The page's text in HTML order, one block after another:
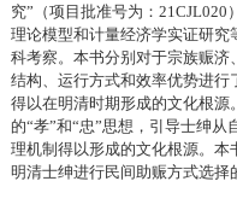
究”（项目批准号为：
理论模型和计量经济学实证研
科考察。本书分别对于宗族赈济
结构、运行方式和效率优势进行
得以在明清时期形成的文化根源
的“孝”和“忠”思想，引导士绅
理机制得以形成的文化根源。本
明清士绅进行民间助赈方式选择